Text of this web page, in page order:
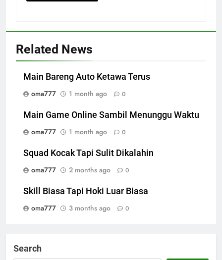
Related News
Main Bareng Auto Ketawa Terus
oma777
1 month ago 0
Main Game Online Sambil Menunggu Waktu
oma777
1 month ago 0
Squad Kocak Tapi Sulit Dikalahin
oma777
2 months ago 0
Skill Biasa Tapi Hoki Luar Biasa
oma777
3 months ago 0
Search